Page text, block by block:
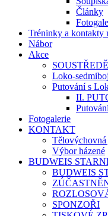
Články
Tréninky a kontakty
Nábor
Akce
Loko-sedmiboj
Putování s
II.
Fotogalerie
KONTAKT
Tělovýchovná
Výbor házené
BUDWEIS
BUDWEIS
SPONZOŘI